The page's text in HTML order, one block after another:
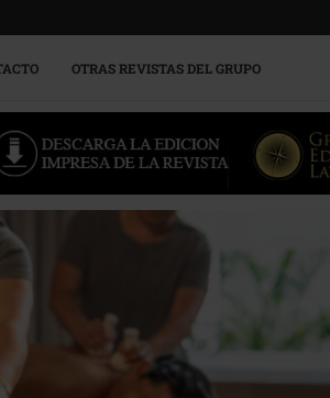
OTRAS REVISTAS DEL GRUPO